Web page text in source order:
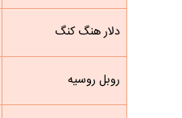
دلار هنگ کنگ
روبل روسیه